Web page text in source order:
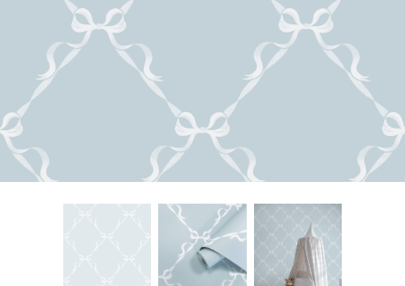
About Envato
Privacy Policy
Community
Blog